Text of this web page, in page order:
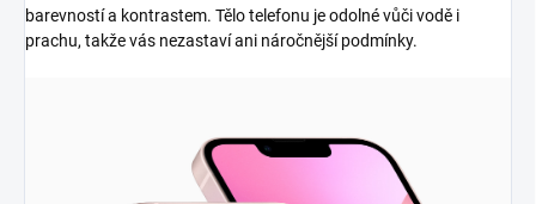
barevností a kontrastem. Tělo telefonu je odolné vůči vodě i
prachu, takže vás nezastaví ani náročnější podmínky.